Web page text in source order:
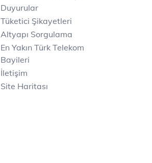
Duyurular
Tüketici Şikayetleri
Altyapı Sorgulama
En Yakın Türk Telekom
Bayileri
İletişim
Site Haritası